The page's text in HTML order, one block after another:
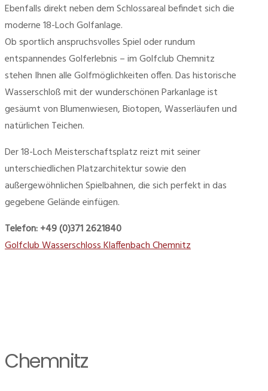
Ebenfalls direkt neben dem Schlossareal befindet sich die
moderne 18-Loch Golfanlage.
Ob sportlich anspruchsvolles Spiel oder rundum
entspannendes Golferlebnis – im Golfclub Chemnitz
stehen Ihnen alle Golfmöglichkeiten offen. Das historische
Wasserschloß mit der wunderschönen Parkanlage ist
gesäumt von Blumenwiesen, Biotopen, Wasserläufen und
natürlichen Teichen.
Der 18-Loch Meisterschaftsplatz reizt mit seiner
unterschiedlichen Platzarchitektur sowie den
außergewöhnlichen Spielbahnen, die sich perfekt in das
gegebene Gelände einfügen.
Telefon: +49 (0)371 2621840
Golfclub Wasserschloss Klaffenbach Chemnitz
Chemnitz